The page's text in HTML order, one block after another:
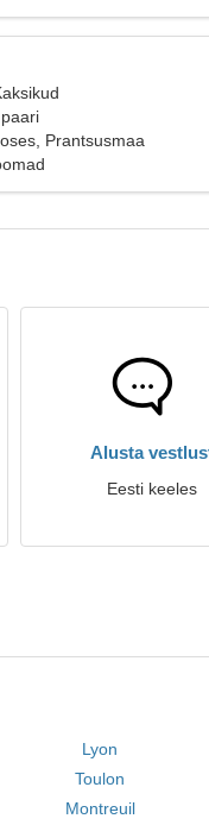
Prantsusmaa
Alusta
Eesti keeles
Lyon
Toulon
Montreuil